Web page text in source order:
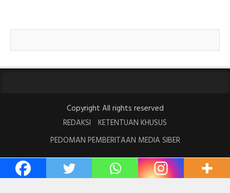
Copyright All rights reserved
REDAKSI
KETENTUAN KHUSUS
PEDOMAN PEMBERITAAN MEDIA SIBER